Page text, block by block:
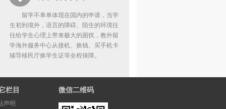
留学不单单体现在国内的申请，当学
生初到境外，语言的障碍、陌生的环境往
往给学生心理上带来极大的困扰，教外留
学海外服务中心从接机、换钱、买手机卡
辅导移民厅换学生证等全程保障。
栏目
声明
微信二维码